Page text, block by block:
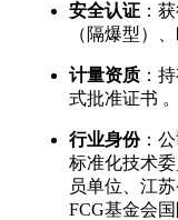
安全认证：
（隔爆型）
计量资质：
式批准证书 。
行业身份：
标准化技术
员单位、江
FCG基金会